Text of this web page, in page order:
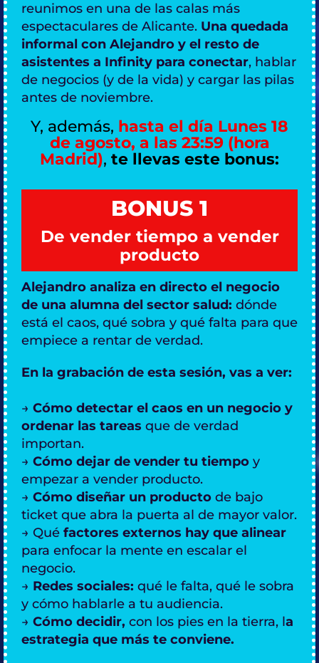
reunimos en una de las calas más
espectaculares de Alicante. Una quedada
informal con Alejandro y el resto de
asistentes a Infinity para conectar, hablar
de negocios (y de la vida) y cargar las pilas
antes de noviembre.
Y, además, hasta el día Lunes 18
de agosto, a las 23:59 (hora
Madrid), te llevas este bonus:
BONUS 1
De vender tiempo a vender
producto
Alejandro analiza en directo el negocio
de una alumna del sector salud: dónde
está el caos, qué sobra y qué falta para que
empiece a rentar de verdad.
En la grabación de esta sesión, vas a ver:
→ Cómo detectar el caos en un negocio y
ordenar las tareas que de verdad
importan.
→ Cómo dejar de vender tu tiempo y
empezar a vender producto.
→ Cómo diseñar un producto de bajo
ticket que abra la puerta al de mayor valor.
→ Qué factores externos hay que alinear
para enfocar la mente en escalar el
negocio.
→ Redes sociales: qué le falta, qué le sobra
y cómo hablarle a tu audiencia.
→ Cómo decidir, con los pies en la tierra, la
estrategia que más te conviene.